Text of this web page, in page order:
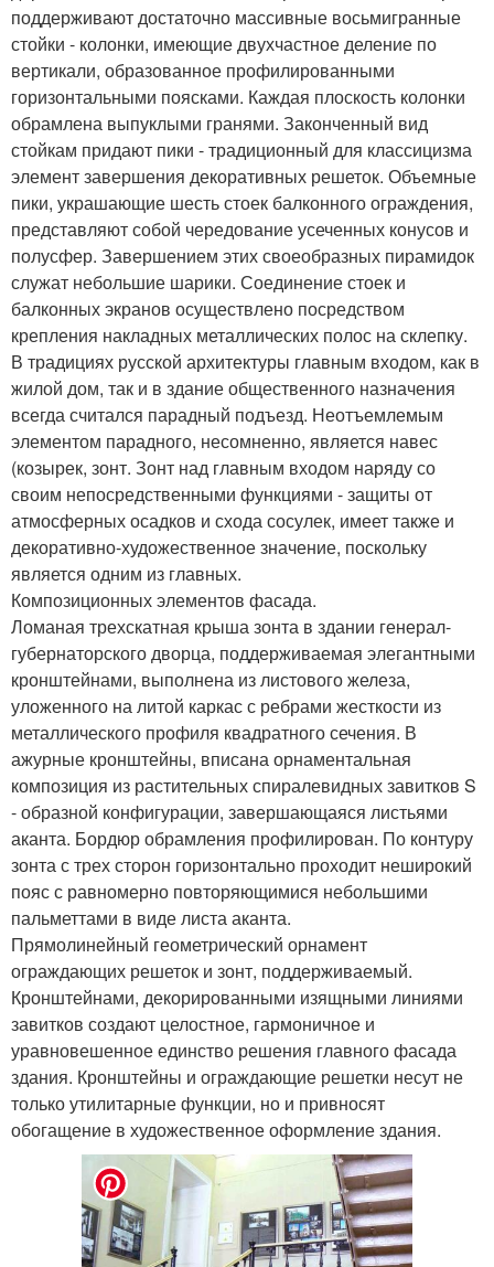
поддерживают достаточно массивные восьмигранные
стойки - колонки, имеющие двухчастное деление по
вертикали, образованное профилированными
горизонтальными поясками. Каждая плоскость колонки
обрамлена выпуклыми гранями. Законченный вид
стойкам придают пики - традиционный для классицизма
элемент завершения декоративных решеток. Объемные
пики, украшающие шесть стоек балконного ограждения,
представляют собой чередование усеченных конусов и
полусфер. Завершением этих своеобразных пирамидок
служат небольшие шарики. Соединение стоек и
балконных экранов осуществлено посредством
крепления накладных металлических полос на склепку.
В традициях русской архитектуры главным входом, как в
жилой дом, так и в здание общественного назначения
всегда считался парадный подъезд. Неотъемлемым
элементом парадного, несомненно, является навес
(козырек, зонт. Зонт над главным входом наряду со
своим непосредственными функциями - защиты от
атмосферных осадков и схода сосулек, имеет также и
декоративно-художественное значение, поскольку
является одним из главных.
Композиционных элементов фасада.
Ломаная трехскатная крыша зонта в здании генерал-
губернаторского дворца, поддерживаемая элегантными
кронштейнами, выполнена из листового железа,
уложенного на литой каркас с ребрами жесткости из
металлического профиля квадратного сечения. В
ажурные кронштейны, вписана орнаментальная
композиция из растительных спиралевидных завитков S
- образной конфигурации, завершающаяся листьями
аканта. Бордюр обрамления профилирован. По контуру
зонта с трех сторон горизонтально проходит неширокий
пояс с равномерно повторяющимися небольшими
пальметтами в виде листа аканта.
Прямолинейный геометрический орнамент
ограждающих решеток и зонт, поддерживаемый.
Кронштейнами, декорированными изящными линиями
завитков создают целостное, гармоничное и
уравновешенное единство решения главного фасада
здания. Кронштейны и ограждающие решетки несут не
только утилитарные функции, но и привносят
обогащение в художественное оформление здания.